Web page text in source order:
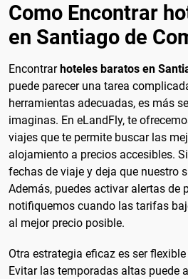
Como Encontrar
en Santiago de
Encontrar hoteles baratos en
puede parecer una tarea
herramientas adecuadas, es más
imaginas. En eLandFly, te
viajes que te permite buscar las
alojamiento a precios accesibles.
fechas de viaje y deja que nuestro
Además, puedes activar alertas de
notifiquemos cuando las tarifas
al mejor precio posible.
Otra estrategia eficaz es ser
Evitar las temporadas altas puede